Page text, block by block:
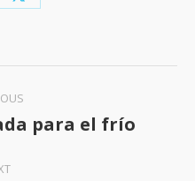
Share
X
para el frío